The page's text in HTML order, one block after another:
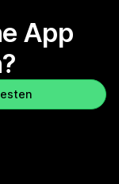
App